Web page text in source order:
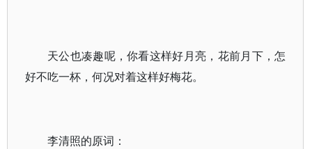
天公也凑趣呢，你看这样好月亮，花前月下，怎
好不吃一杯，何况对着这样好梅花。
李清照的原词：